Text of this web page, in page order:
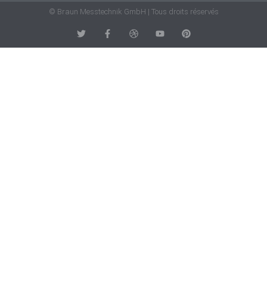
© Braun Messtechnik GmbH | Tous droits réservés